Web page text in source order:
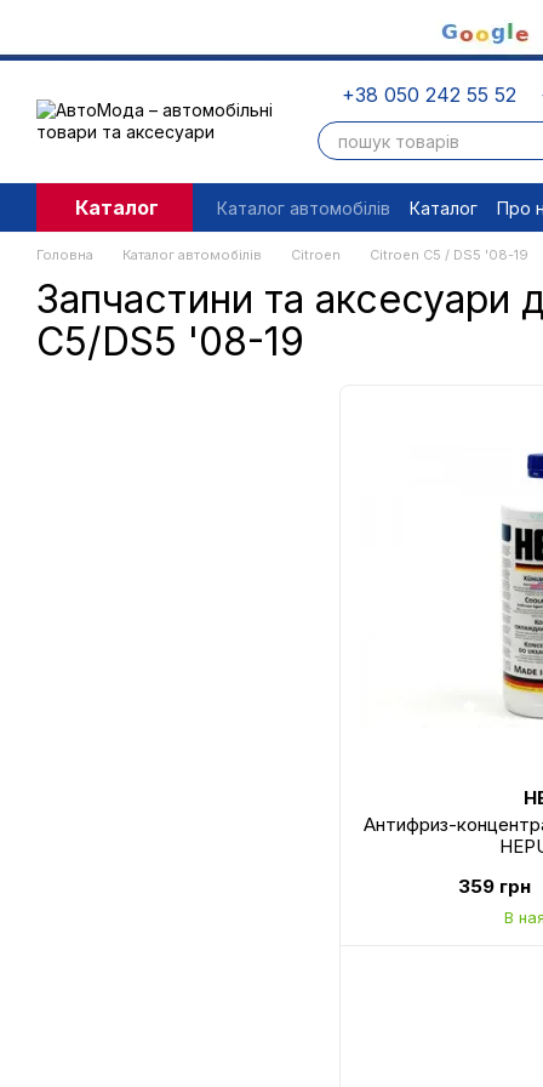
+38 050 242 55 52
Каталог Каталог автомобілів Каталог
Про
Угода користувача
Правові
Головна Каталог автомобілів Citroen Citroen C5 / DS5 '08-19
Запчастини та аксесуари
C5/DS5 '08-19
Антифриз-
359 грн
В